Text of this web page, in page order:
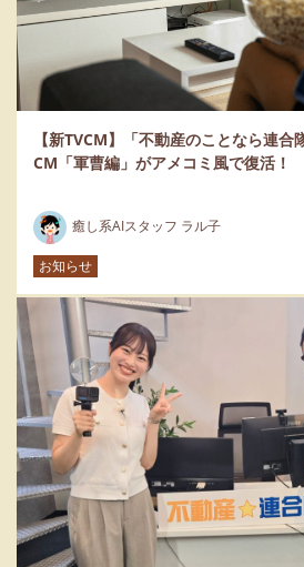
【新TVCM】「不動産のことなら連合
CM「軍曹編」がアメコミ風で復活！
癒し系AIスタッフ ラル子
お知らせ